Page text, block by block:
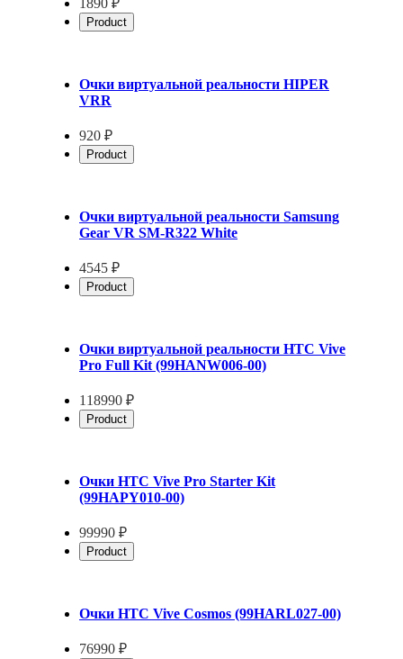
Product
Очки виртуальной реальности HIPER
VRR
920 ₽
Product
Очки виртуальной реальности Samsung
Gear VR SM-R322 White
4545 ₽
Product
Очки виртуальной реальности HTC Vive
Pro Full Kit (99HANW006-00)
118990 ₽
Product
Очки HTC Vive Pro Starter Kit
(99HAPY010-00)
99990 ₽
Product
Очки HTC Vive Cosmos (99HARL027-00)
76990 ₽